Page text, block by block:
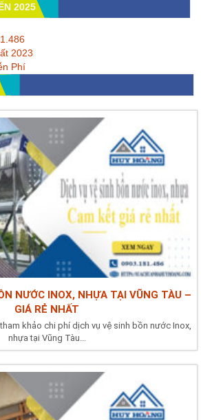
2025
2023
Phí
NƯỚC INOX, NHỰA TẠI VŨNG TÀU –
GIÁ RẺ NHẤT
khảo chi phí dịch vụ vệ sinh bồn nước Inox,
nhựa tại Vũng Tàu...